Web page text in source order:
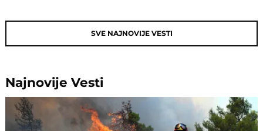
SVE NAJNOVIJE VESTI
NajnovijeVesti